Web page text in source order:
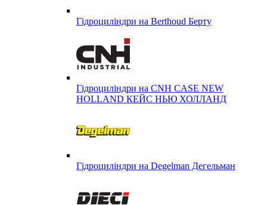
Гідроциліндри на Berthoud Берту
Гідроциліндри на CNH CASE NEW
HOLLAND КЕЙС НЬЮ ХОЛЛАНД
Гідроциліндри на Degelman Дегельман